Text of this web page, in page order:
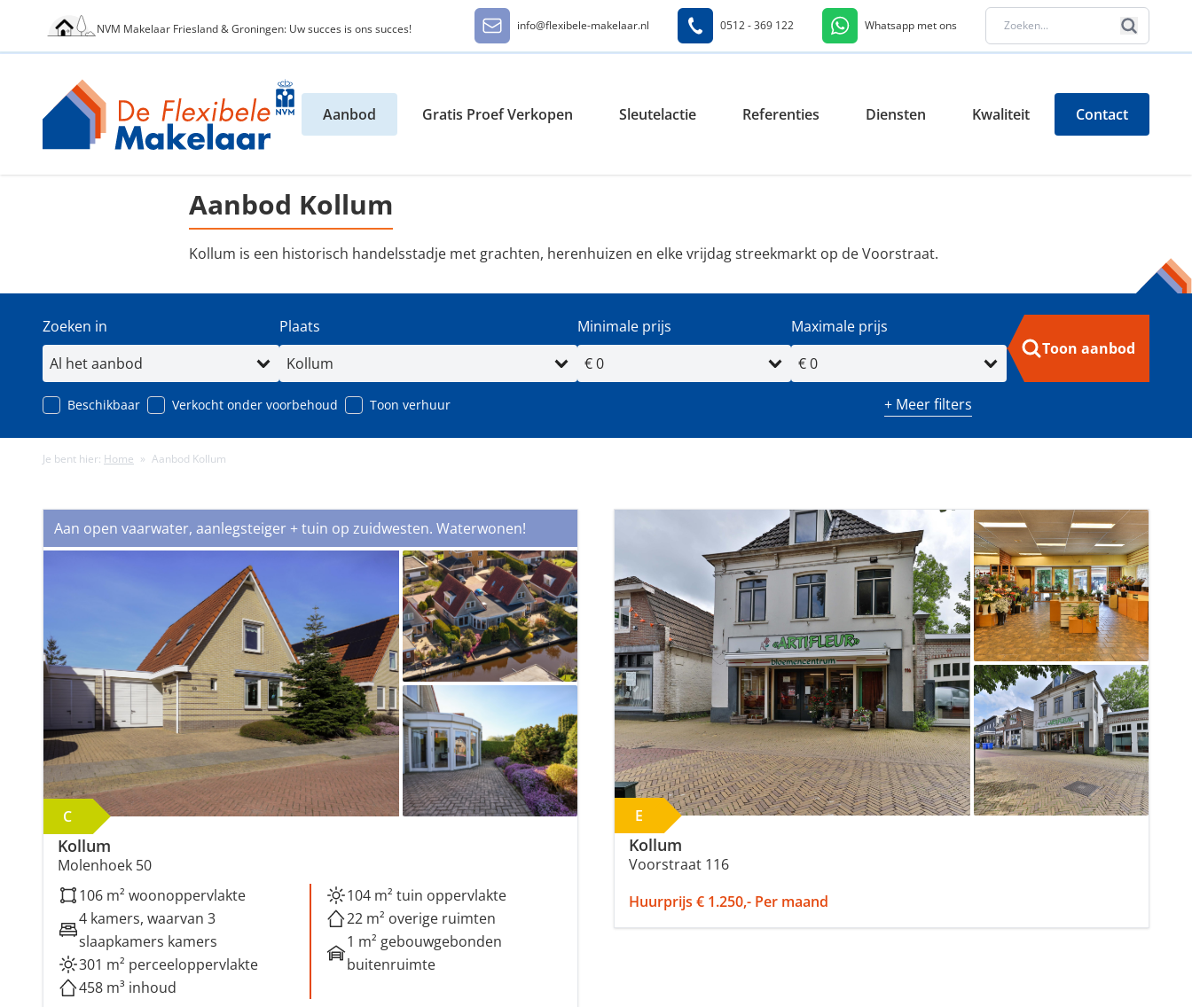
NVM Makelaar Friesland & Groningen: Uw succes is ons succes! info@flexibele-makelaar.nl 0512 - 369 122 Whatsapp met ons
Aanbod Gratis Proef Verkopen Sleutelactie Referenties Diensten Kwaliteit Contact
Aanbod Kollum
Kollum is een historisch handelsstadje met grachten, herenhuizen en elke vrijdag streekmarkt op de Voorstraat.
Zoeken in Plaats Minimale prijs
Maximale prijs
Toon aanbod
Beschikbaar Verkocht onder voorbehoud Toon verhuur + Meer filters
Minimale energielabel
Je bent hier: Home » Aanbod Kollum
Aan open vaarwater, aanlegsteiger + tuin op zuidwesten. Waterwonen!
C
Kollum
Molenhoek 50
106 m² woonoppervlakte
4 kamers, waarvan 3
slaapkamers kamers
301 m² perceeloppervlakte
458 m³ inhoud
104 m² tuin oppervlakte
22 m² overige ruimten
1 m² gebouwgebonden
buitenruimte
E
Kollum
Voorstraat 116
Huurprijs € 1.250,- Per maand